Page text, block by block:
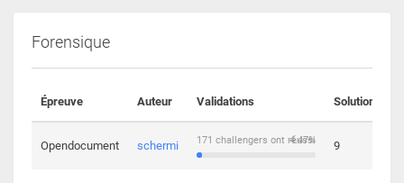
Forensique
Épreuve Auteur Validations Solutions
Opendocument schermi 4.47%
171 challengers ont réussi 9